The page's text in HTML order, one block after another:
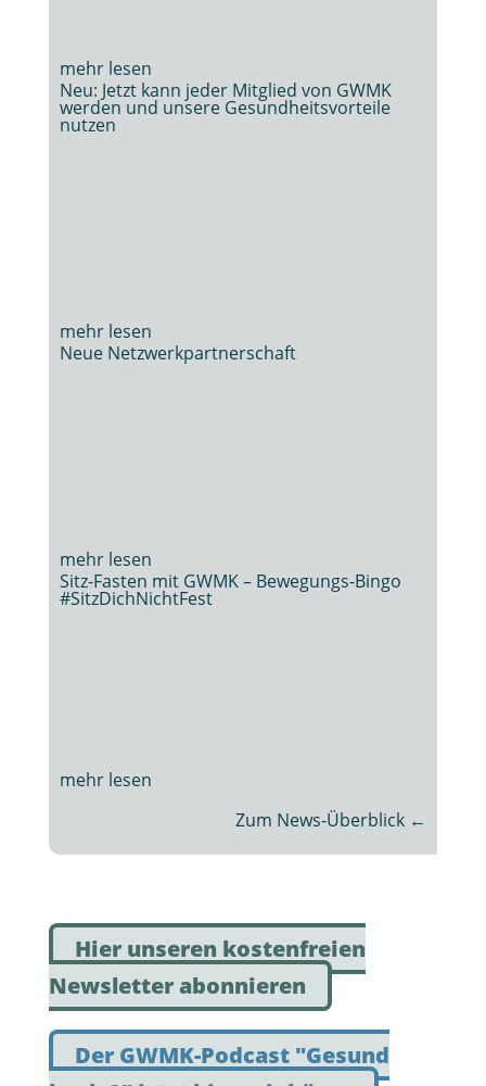
Neu: Jetzt kann jeder Mitglied von GWMK
werden und unsere Gesundheitsvorteile
nutzen
Neue Netzwerkpartnerschaft
Sitz-Fasten mit GWMK – Bewegungs-Bingo
#SitzDichNichtFest
Zum News-Überblick ←
Hier unseren kostenfreien
Newsletter abonnieren
Der GWMK-Podcast "Gesund